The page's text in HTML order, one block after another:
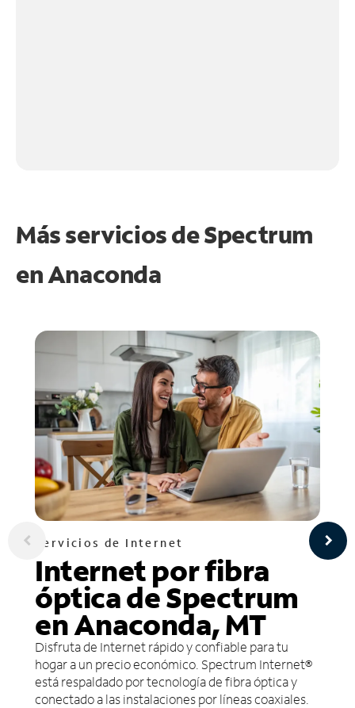
Más servicios de Spectrum
enAnaconda
Servicios de Internet
Internet por fibra
óptica de Spectrum
en Anaconda, MT
Disfruta de Internet rápido y confiable para tu
hogar a un precio económico. Spectrum Internet®
está respaldado por tecnología de fibra óptica y
conectado a las instalaciones por líneas coaxiales.